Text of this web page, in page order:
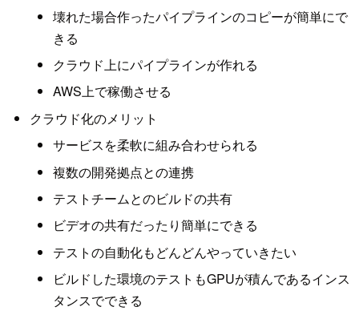
壊れた場合作ったパイプラインのコピーが簡単にで
きる
クラウド上にパイプラインが作れる
AWS上で稼働させる
クラウド化のメリット
サービスを柔軟に組み合わせられる
複数の開発拠点との連携
テストチームとのビルドの共有
ビデオの共有だったり簡単にできる
テストの自動化もどんどんやっていきたい
ビルドした環境のテストもGPUが積んであるインス
タンスでできる